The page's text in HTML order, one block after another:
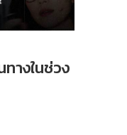
างในช่วง